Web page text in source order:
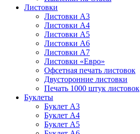
Листовки
Листовки А3
Листовки А4
Листовки А5
Листовки А6
Листовки А7
Листовки «Евро»
Офсетная печать листовок
Двусторонние листовки
Печать 1000 штук листовок
Буклеты
Буклет А3
Буклет А4
Буклет А5